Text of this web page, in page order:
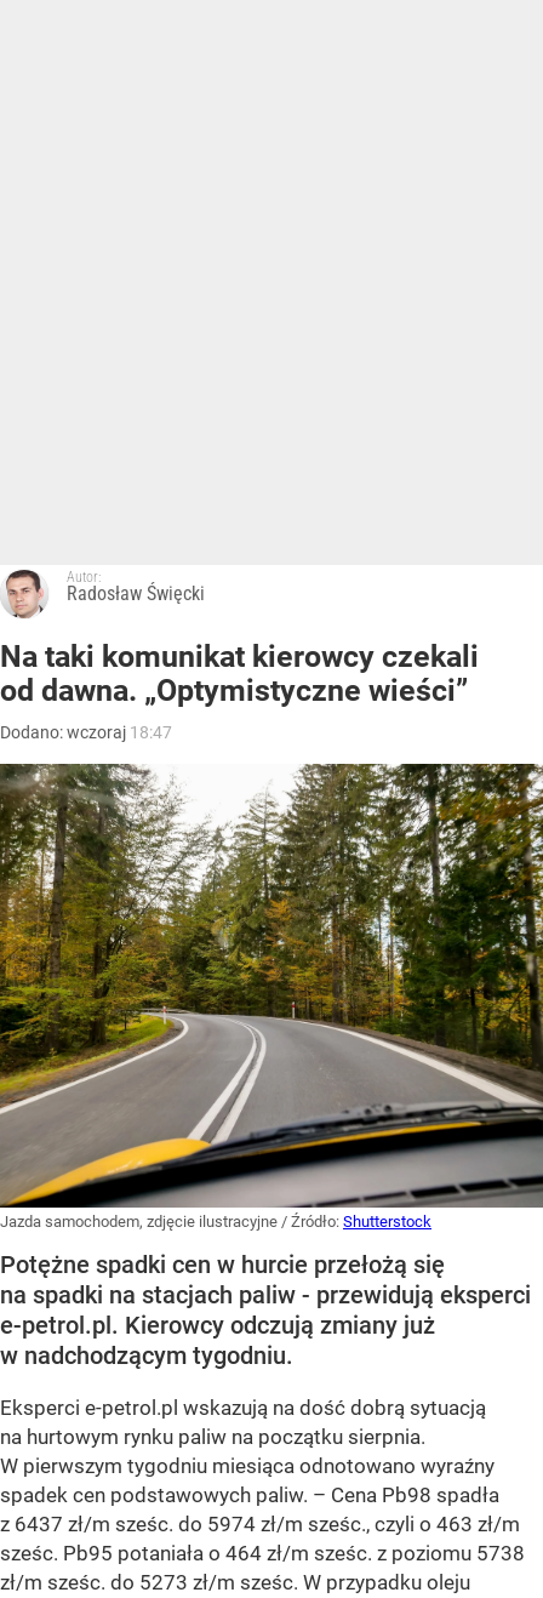
Autor:
Radosław Święcki
Na taki komunikat kierowcy czekali
od dawna. „Optymistyczne wieści”
Dodano:wczoraj 18:47
Jazda samochodem, zdjęcie ilustracyjne / Źródło: Shutterstock
Potężne spadki cen w hurcie przełożą się
na spadki na stacjach paliw - przewidują eksperci
e-petrol.pl. Kierowcy odczują zmiany już
w nadchodzącym tygodniu.
Eksperci e-petrol.pl wskazują na dość dobrą sytuacją
na hurtowym rynku paliw na początku sierpnia.
W pierwszym tygodniu miesiąca odnotowano wyraźny
spadek cen podstawowych paliw. – Cena Pb98 spadła
z 6437 zł/m sześc. do 5974 zł/m sześc., czyli o 463 zł/m
sześc. Pb95 potaniała o 464 zł/m sześc. z poziomu 5738
zł/m sześc. do 5273 zł/m sześc. W przypadku oleju